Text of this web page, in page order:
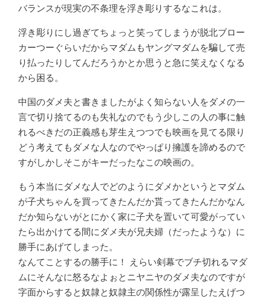
バランスが現実の不条理を浮き彫りするなこれは。
浮き彫りにし過ぎてちょっと笑ってしまうが脱北ブロー
カーつーぐらいだからマダムもヤングマダムを騙して売
り払ったりしてんだろうかとか思うと急に笑えなくなる
から困る。
中国のダメ夫と書きましたがよく知らない人をダメの一
言で切り捨てるのも失礼なのでもう少しこの人の事に触
れるべきだの正義感も芽生えつつでも映画を見てる限り
どう考えてもダメな人なのでやっぱり擁護を諦めるので
すがしかしそこがキーだったなこの映画の。
もう本当にダメな人でどのようにダメかというとマダム
が子犬ちゃんを買ってきたんだか貰ってきたんだかなん
だか知らないがとにかく家に子犬を置いて可愛がってい
たら出かけてる間にダメ夫が兄夫婦（だったような）に
勝手にあげてしまった。
なんてことするの勝手に！ えらい剣幕でブチ切れるマダ
ムにそんなに怒るなよぉとニヤニヤのダメ夫なのですが
字面からすると奴隷と奴隷主の関係性が露呈したえげつ